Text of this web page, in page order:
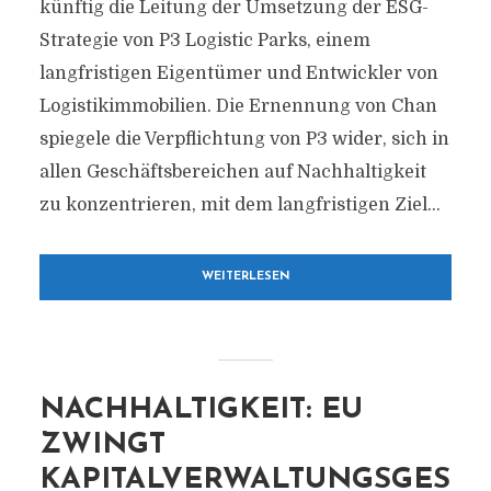
künftig die Leitung der Umsetzung der ESG-
Strategie von P3 Logistic Parks, einem
langfristigen Eigentümer und Entwickler von
Logistikimmobilien. Die Ernennung von Chan
spiegele die Verpflichtung von P3 wider, sich in
allen Geschäftsbereichen auf Nachhaltigkeit
zu konzentrieren, mit dem langfristigen Ziel...
WEITERLESEN
NACHHALTIGKEIT: EU
ZWINGT
KAPITALVERWALTUNGSGES